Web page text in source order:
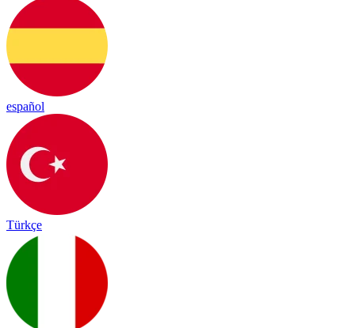
español
Türkçe